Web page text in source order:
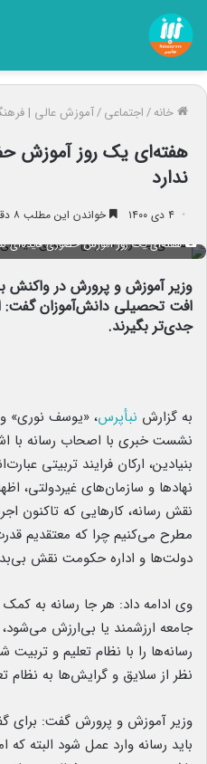
خانه/اجتماعی/آموزش عالی |
هفته‌ای یک روز آموزش
ندارد
۴ دی ۱۴۰۰ خواندن این مطلب ۸ دقیقه زمان میبرد
هفته‌ای یک روز آموزش حضوری فایده‌ای
وزیر آموزش و پرورش در واکنش
افت تحصیلی دانش‌آموزان گفت:
جدی‌تر بگیرند.
به گزارش نبأپرس، «یوسف نوری»
نشست خبری با اصحاب رسانه با
بنیادین، ارکان فرایند تربیتی
نهادها و سازمان‌های غیردولتی،
نقش رسانه، کارهایی که تاکنون
مطرح می‌کنیم چرا که معتقدیم
دولت‌ها و اداره حکومت نقش
وی ادامه داد: هر جا رسانه به
جامعه ارزشمند یا بی‌ارزش می‌شود،
رسانه‌ها را با نظام تعلیم و
نظر از سلایق و گرایش‌ها به نظام
وزیر آموزش و پرورش گفت: برای
باید رسانه وارد عمل شود البته که